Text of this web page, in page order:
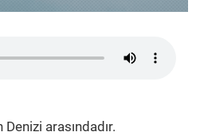
arasındadır.